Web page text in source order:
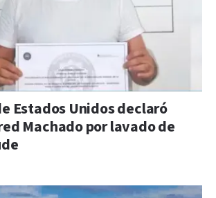
Estados Unidos declaró
Machado por lavado de